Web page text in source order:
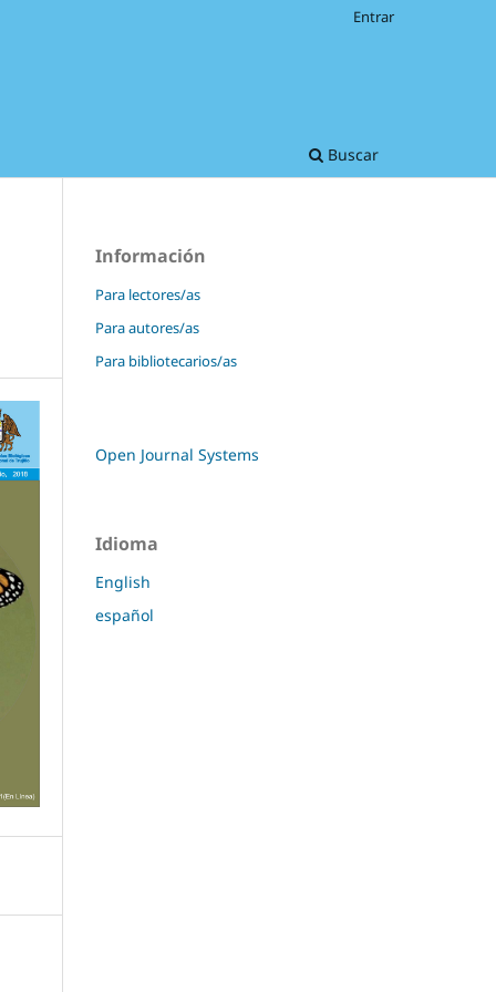
Buscar
Entrar
Información
Para lectores/as
Para autores/as
Para bibliotecarios/as
Open Journal Systems
Idioma
English
español